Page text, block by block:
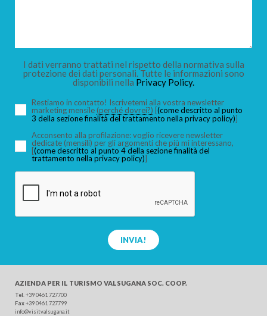
ADULTI
CERCA
I dati verranno trattati nel rispetto della normativa sulla
protezione dei dati personali. Tutte le informazioni sono
disponibili nella Privacy Policy.
Restiamo in contatto! Iscrivetemi alla vostra newsletter
marketing mensile (perché dovrei?) [(come descritto al punto
3 della sezione finalità del trattamento nella privacy policy)]
Acconsento alla profilazione: voglio ricevere newsletter
dedicate (mensili) per gli argomenti che più mi interessano,
[(come descritto al punto 4 della sezione finalità del
trattamento nella privacy policy)]
INVIA!
AZIENDA PER IL TURISMO VALSUGANA SOC. COOP.
Tel +39 0461 727700
Fax+39 0461 727799
info@visitvalsugana.it